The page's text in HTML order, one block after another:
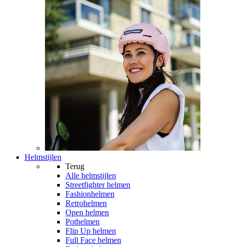
Helmstijlen
Terug
Alle helmstijlen
Streetfighter helmen
Fashionhelmen
Retrohelmen
Open helmen
Pothelmen
Flip Up helmen
Full Face helmen